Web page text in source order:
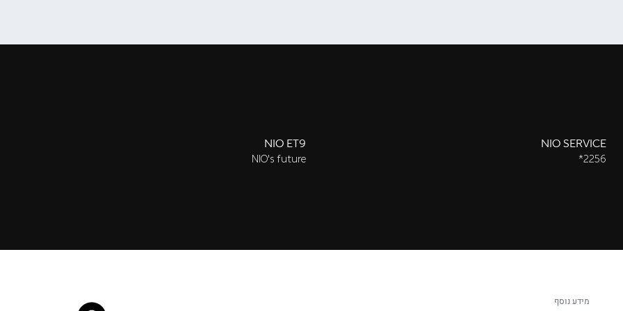
NIO SERVICE
2256*
NIO ET9
NIO's future
מידע נוסף